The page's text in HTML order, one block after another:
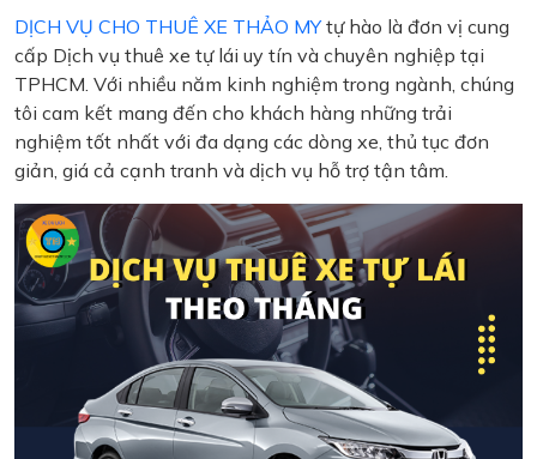
DỊCH VỤ CHO THUÊ XE THẢO MYtự hào là đơn vị cung
cấp Dịch vụ thuê xe tự lái uy tín và chuyên nghiệp tại
TPHCM. Với nhiều năm kinh nghiệm trong ngành, chúng
tôi cam kết mang đến cho khách hàng những trải
nghiệm tốt nhất với đa dạng các dòng xe, thủ tục đơn
giản, giá cả cạnh tranh và dịch vụ hỗ trợ tận tâm.